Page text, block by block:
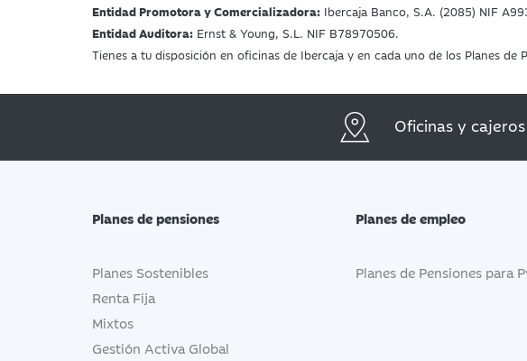
Entidad Promotora y Comercializadora: Ibercaja Banco, S.A. (2085) NIF
Entidad Auditora: Ernst & Young, S.L. NIF B78970506.
Tienes a tu disposición en oficinas de Ibercaja y en cada uno de los Planes
Oficinas y cajeros
Planes de pensiones
Planes Sostenibles
Renta Fija
Mixtos
Gestión Activa Global
Planes de empleo
Planes de Pensiones para